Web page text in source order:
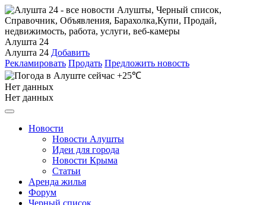
Алушта 24
Алушта 24 Добавить
Рекламировать Продать Предложить новость
+25℃
Нет данных
Нет данных
Новости
Новости Алушты
Идеи для города
Новости Крыма
Статьи
Аренда жилья
Форум
Черный список